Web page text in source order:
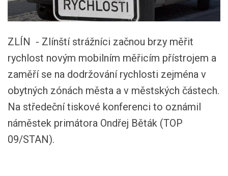
ZLÍN - Zlínští strážníci začnou brzy měřit
rychlost novým mobilním měřicím přístrojem a
zaměří se na dodržování rychlosti zejména v
obytných zónách města a v městských částech.
Na středeční tiskové konferenci to oznámil
náměstek primátora Ondřej Běták (TOP
09/STAN).